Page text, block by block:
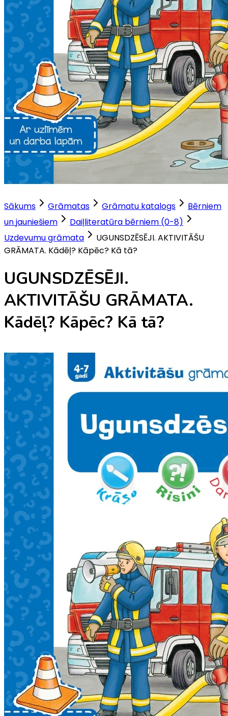
Sākums Grāmatas Grāmatu katalogs
Bērniem
un jauniešiem
Daiļliteratūra bērniem (0-8)
Uzdevumu grāmata
UGUNSDZĒSĒJI. AKTIVITĀŠU
GRĀMATA. Kādēļ? Kāpēc? Kā tā?
UGUNSDZĒSĒJI.
AKTIVITĀŠU GRĀMATA.
Kādēļ? Kāpēc? Kā tā?